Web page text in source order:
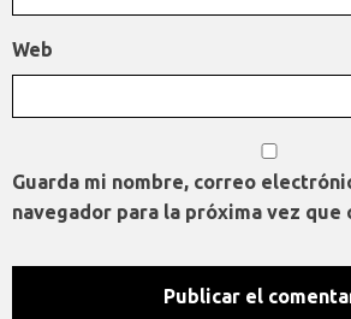
Web
Guarda mi nombre, correo
navegador para la próxima vez que